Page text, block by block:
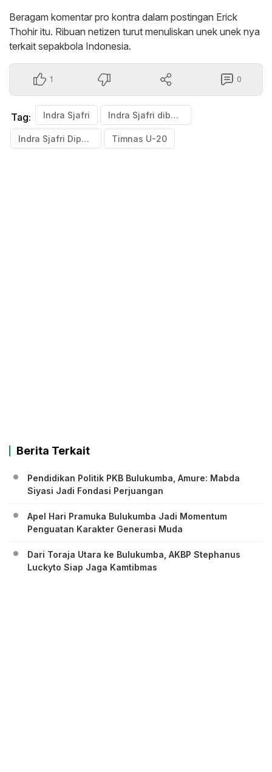
Beragam komentar pro kontra dalam postingan Erick
Thohir itu. Ribuan netizen turut menuliskan unek unek nya
terkait sepakbola Indonesia.
1 0
Tag: Indra Sjafri Indra Sjafri diberhentikan
Indra Sjafri Dipecat Timnas U-20
Berita Terkait
Pendidikan Politik PKB Bulukumba, Amure: Mabda
Siyasi Jadi Fondasi Perjuangan
Apel Hari Pramuka Bulukumba Jadi Momentum
Penguatan Karakter Generasi Muda
Dari Toraja Utara ke Bulukumba, AKBP Stephanus
Luckyto Siap Jaga Kamtibmas